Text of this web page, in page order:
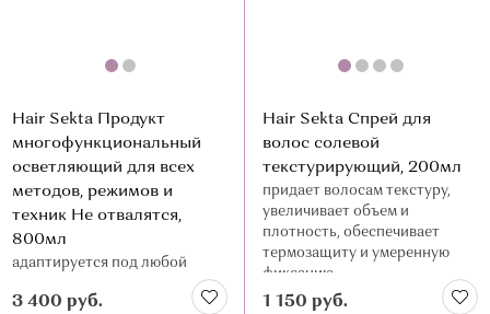
Hair Sekta Продукт
многофункциональный
осветляющий для всех
методов, режимов и
техник Не отвалятся,
800мл
адаптируется под любой
режим работы и мощность, в
зависимости от выбранного %
3 400 руб.
Hair Sekta Спрей для
волос солевой
текстурирующий, 200мл
придает волосам текстуру,
увеличивает объем и
плотность, обеспечивает
термозащиту и умеренную
фиксацию
1 150 руб.